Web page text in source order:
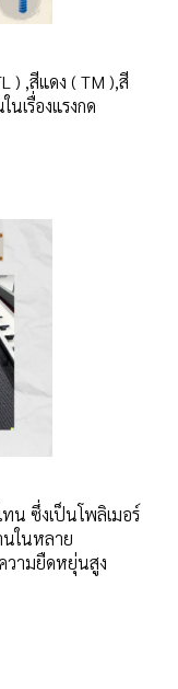
) ,สีแดง ( TM ),สี
เรื่องแรงกด
น ซึ่งเป็นโพลิเมอร์
ในหลาย
วามยืดหยุ่นสูง